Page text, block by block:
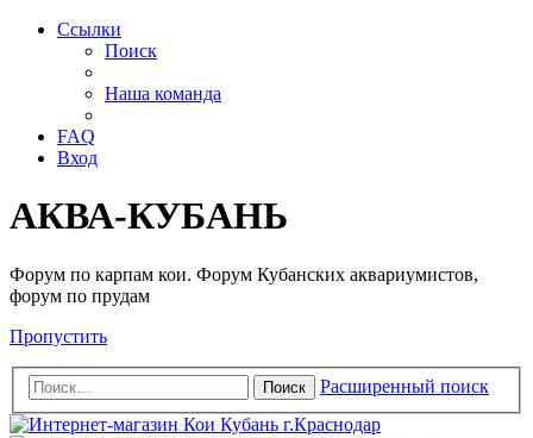
Ссылки
Поиск
Наша команда
FAQ
Вход
АКВА-КУБАНЬ
Форум по карпам кои. Форум Кубанских аквариумистов,
форум по прудам
Пропустить
Поиск Расширенный поиск